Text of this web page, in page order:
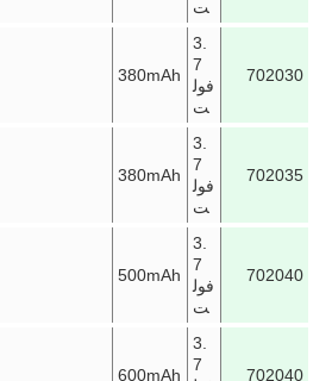
ت
702030
3.
7
فول
ت
380mAh
702035
3.
7
فول
ت
380mAh
702040
3.
7
فول
ت
500mAh
702040
3.
7
600mAh